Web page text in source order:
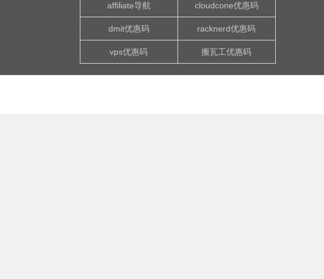
affiliate导航 cloudcone优惠码
dmit优惠码 racknerd优惠码
vps优惠码 搬瓦工优惠码